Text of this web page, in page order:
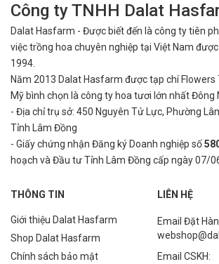
Công ty TNHH Dalat
Dalat Hasfarm - Được biết đến là công ty tiên
việctrồng hoa chuyên nghiệp tại Việt Nam
1994.
Năm 2013 Dalat Hasfarm được tạp chí Flowers
Mỹ bình chọn là công ty hoa tươi lớn nhất Đông
- Địa chỉ trụ sở: 450 Nguyên Tử Lực, Phường
Tỉnh Lâm Đồng
- Giấy chứng nhận Đăng ký Doanh nghiệp số
hoạch và Đầu tư Tỉnh Lâm Đồng cấp ngày 07/
THÔNG TIN
Giới thiệu Dalat Hasfarm
Shop Dalat Hasfarm
Chính sách bảo mật
LIÊN HỆ
Email Đặt
Email CSKH: